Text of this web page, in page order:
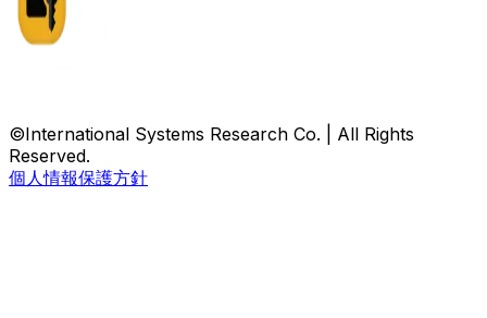
©International Systems Research Co. | All Rights
Reserved.
個人情報保護方針